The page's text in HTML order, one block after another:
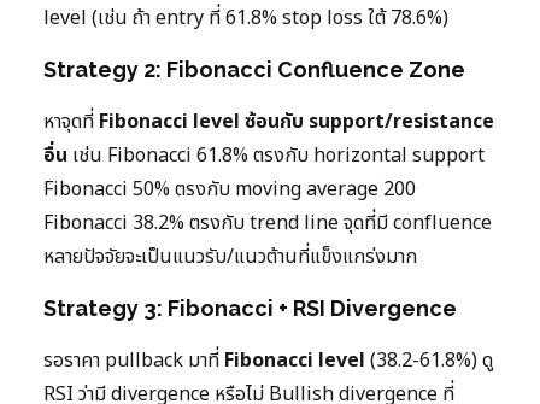
level (เช่น ถ้า entry ที่ 61.8% stop loss ใต้ 78.6%)
Strategy 2: Fibonacci Confluence Zone
หาจุดที่ Fibonacci level ซ้อนกับ support/resistance
อื่น เช่น Fibonacci 61.8% ตรงกับ horizontal support
Fibonacci 50% ตรงกับ moving average 200
Fibonacci 38.2% ตรงกับ trend line จุดที่มี confluence
หลายปัจจัยจะเป็นแนวรับ/แนวต้านที่แข็งแกร่งมาก
Strategy 3: Fibonacci + RSI Divergence
รอราคา pullback มาที่ Fibonacci level (38.2-61.8%) ดู
RSI ว่ามี divergence หรือไม่ Bullish divergence ที่